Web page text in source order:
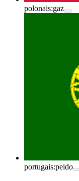
polonais:gaz
portugais:peido